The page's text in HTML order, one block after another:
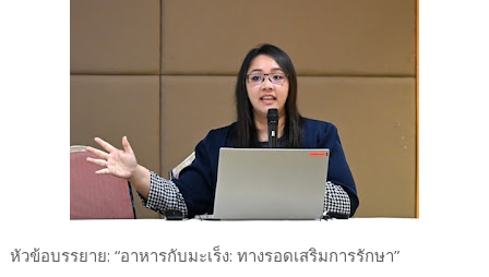
หัวข้อบรรยาย: “อาหารกับมะเร็ง: ทางรอดเสริมการรักษา”